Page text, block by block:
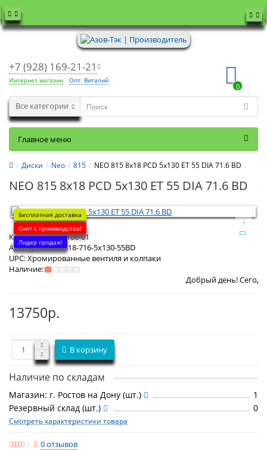
+7 (928) 169-21-21
Интернет магазин Опт: Виталий
0
Все категории
Главное меню
Диски Neo 815 NEO 815 8x18 PCD 5x130 ET 55 DIA 71.6 BD
NEO 815 8x18 PCD 5x130 ET 55 DIA 71.6 BD
Бесплатная доставка
Снят с производства!
Лидер продаж!
Код товара:104186-01
Артикул:N815-818-716-5x130-55BD
UPC:Хромированные вентиля и колпаки
Наличие:
Добрый день! СегодняСуббота 8
13750р.
В корзину
Наличие по складам
Магазин: г. Ростов на Дону (шт.)
1
Резервный склад (шт.)
0
Смотреть характеристики товара
0 отзывов